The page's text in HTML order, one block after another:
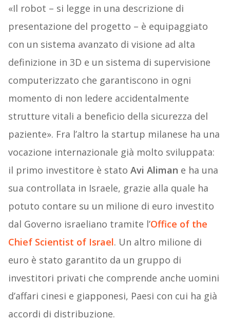
«Il robot – si legge in una descrizione di
presentazione del progetto – è equipaggiato
con un sistema avanzato di visione ad alta
definizione in 3D e un sistema di supervisione
computerizzato che garantiscono in ogni
momento di non ledere accidentalmente
strutture vitali a beneficio della sicurezza del
paziente». Fra l’altro la startup milanese ha una
vocazione internazionale già molto sviluppata:
il primo investitore è stato Avi Aliman e ha una
sua controllata in Israele, grazie alla quale ha
potuto contare su un milione di euro investito
dal Governo israeliano tramite l’Office of the
Chief Scientist of Israel. Un altro milione di
euro è stato garantito da un gruppo di
investitori privati che comprende anche uomini
d’affari cinesi e giapponesi, Paesi con cui ha già
accordi di distribuzione.